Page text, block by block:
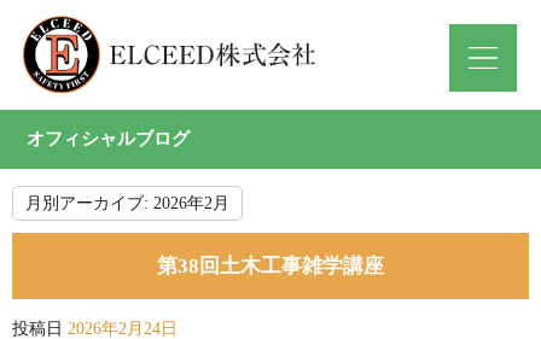
オフィシャルブログ
月別アーカイブ: 2026年2月
第38回土木工事雑学講座
投稿日 2026年2月24日